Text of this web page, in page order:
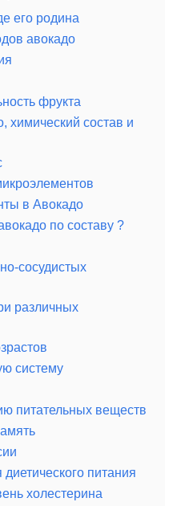
его родина
авокадо
фрукта
химический состав и
в Авокадо
по составу ?
сосудистых
различных
систему
питательных веществ
питания
холестерина